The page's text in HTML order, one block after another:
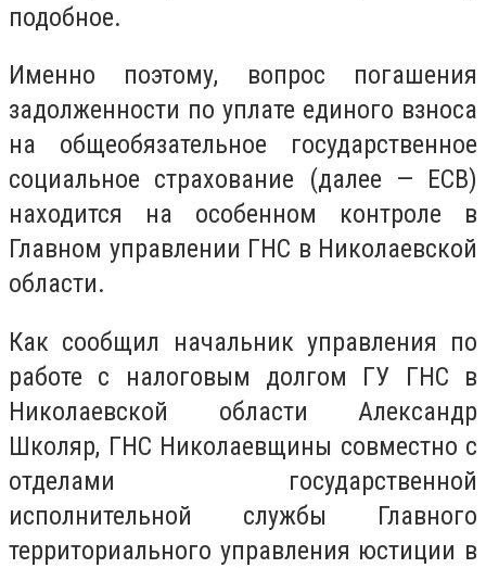
подобное.
Именно поэтому, вопрос погашения
задолженности по уплате единого взноса
на общеобязательное государственное
социальное страхование (далее — ЕСВ)
находится на особенном контроле в
Главном управлении ГНС в Николаевской
области.
Как сообщил начальник управления по
работе с налоговым долгом ГУ ГНС в
Николаевской области Александр
Школяр, ГНС Николаевщины совместно с
отделами государственной
исполнительной службы Главного
территориального управления юстиции в